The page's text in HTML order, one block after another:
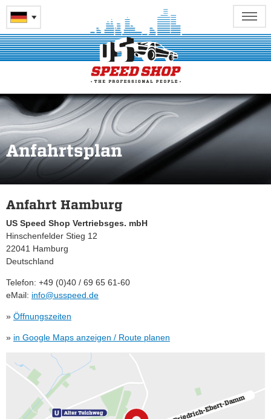
Anfahrtsplan
Anfahrt Hamburg
US Speed Shop Vertriebsges. mbH
Hinschenfelder Stieg 12
22041 Hamburg
Deutschland
Telefon: +49 (0)40 / 69 65 61-60
eMail: info@usspeed.de
» Öffnungszeiten
» in Google Maps anzeigen / Route planen